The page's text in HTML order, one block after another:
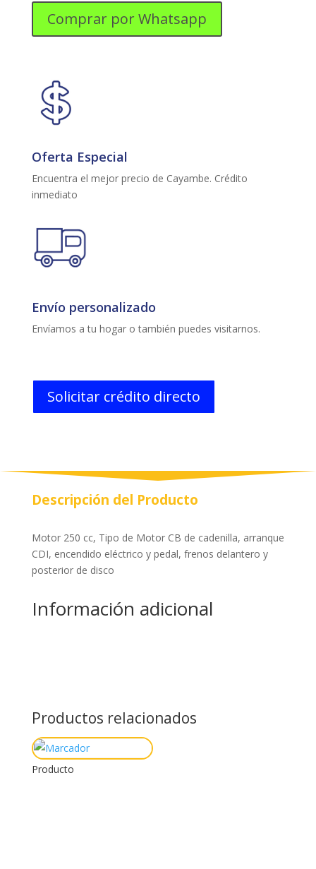
AÑOComprar por Whatsapp
Oferta Especial
Encuentra el mejor precio de Cayambe. Crédito
inmediato
Envío personalizado
Envíamos a tu hogar o también puedes visitarnos.
Solicitar crédito directo
Descripción del Producto
Motor 250 cc, Tipo de Motor CB de cadenilla, arranque
CDI, encendido eléctrico y pedal, frenos delantero y
posterior de disco
Información adicional
Productos relacionados
Producto